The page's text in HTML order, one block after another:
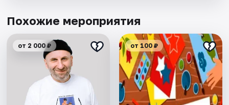
Похожие мероприятия
от 2 000 ₽ от 100 ₽